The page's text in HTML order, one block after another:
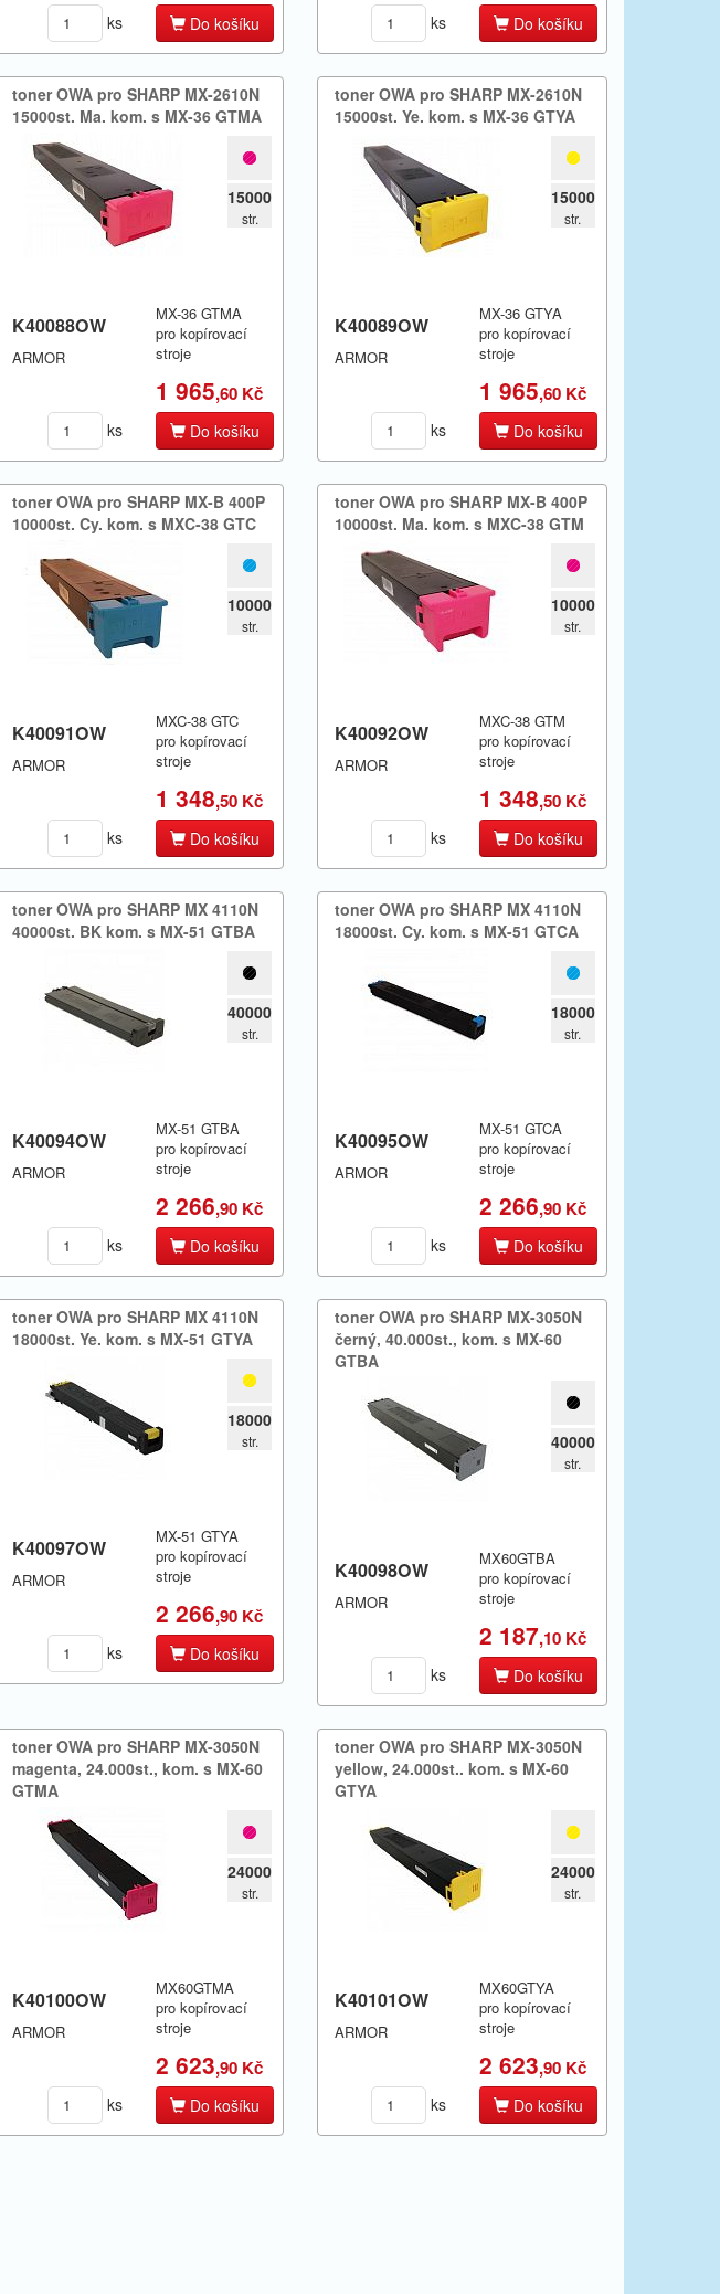
ks Do košíku ks Do košíku
toner OWA pro SHARP MX-​2610N
15000st.​ Ma.​ kom.​ s MX-36 GTMA
15000
str.
K40088OW
ARMOR
MX-36 GTMA
pro kopírovací
stroje
1 965,60 Kč
ks Do košíku
toner OWA pro SHARP MX-​2610N
15000st.​ Ye.​ kom.​ s MX-36 GTYA
15000
str.
K40089OW
ARMOR
MX-36 GTYA
pro kopírovací
stroje
1 965,60 Kč
ks Do košíku
toner OWA pro SHARP MX-​B 400P
10000st.​ Cy.​ kom.​ s MXC-38 GTC
10000
str.
K40091OW
ARMOR
MXC-38 GTC
pro kopírovací
stroje
1 348,50 Kč
ks Do košíku
toner OWA pro SHARP MX-​B 400P
10000st.​ Ma.​ kom.​ s MXC-38 GTM
10000
str.
K40092OW
ARMOR
MXC-38 GTM
pro kopírovací
stroje
1 348,50 Kč
ks Do košíku
toner OWA pro SHARP MX 4110N
40000st.​ BK kom.​ s MX-51 GTBA
40000
str.
K40094OW
ARMOR
MX-51 GTBA
pro kopírovací
stroje
2 266,90 Kč
ks Do košíku
toner OWA pro SHARP MX 4110N
18000st.​ Cy.​ kom.​ s MX-51 GTCA
18000
str.
K40095OW
ARMOR
MX-51 GTCA
pro kopírovací
stroje
2 266,90 Kč
ks Do košíku
toner OWA pro SHARP MX 4110N
18000st.​ Ye.​ kom.​ s MX-51 GTYA
18000
str.
K40097OW
ARMOR
MX-51 GTYA
pro kopírovací
stroje
2 266,90 Kč
ks Do košíku
toner OWA pro SHARP MX-​3050N
černý,​ 40.​000st.​,​ kom.​ s MX-60
GTBA
40000
str.
K40098OW
ARMOR
MX60GTBA
pro kopírovací
stroje
2 187,10 Kč
ks Do košíku
toner OWA pro SHARP MX-​3050N
magenta,​ 24.​000st.​,​ kom.​ s MX-60
GTMA
24000
str.
K40100OW
ARMOR
MX60GTMA
pro kopírovací
stroje
2 623,90 Kč
ks Do košíku
toner OWA pro SHARP MX-​3050N
yellow,​ 24.​000st.​.​ kom.​ s MX-60
GTYA
24000
str.
K40101OW
ARMOR
MX60GTYA
pro kopírovací
stroje
2 623,90 Kč
ks Do košíku